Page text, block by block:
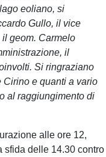
eoliano, si
Gullo, il vice
il geom. Carmelo
il
Si ringraziano
Cirino e quanti a vario
al raggiungimento di
alle ore 12,
sfida delle 14.30 contro